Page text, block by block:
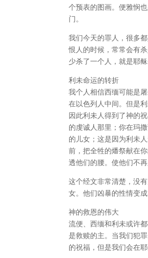
个预表的图画。便雅悯
门。
我们今天的罪人，很多
恨人的时候，常常会有
少杀了一个人，就是耶
利未命运的转折
我个人相信西缅可能是
在以色列人中间。但是
因此利未人得到了神的
的虔诚人那里；你在玛
的儿女；这是因为利未
前，把全牲的燔祭献在
透他们的腰。使他们不再
这个经文非常清楚，没
女。他们凶暴的性情变
神的救恩的伟大
流便、西缅和利未或许
是救赎的主。当我们犯
的祝福，但是我们会在